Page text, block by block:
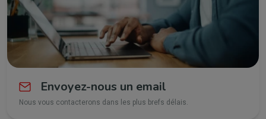
Envoyez-nous un email
Nous vous contacterons dans les plus brefs délais.